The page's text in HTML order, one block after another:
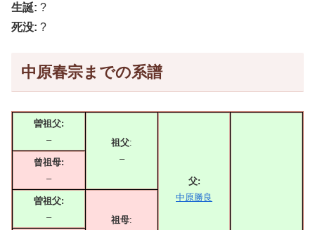
生誕: ?
死没: ?
中原春宗までの系譜
曽祖父:
–
祖父:
–
父:
中原勝良
曾祖母:
–
曽祖父:
–
祖母: